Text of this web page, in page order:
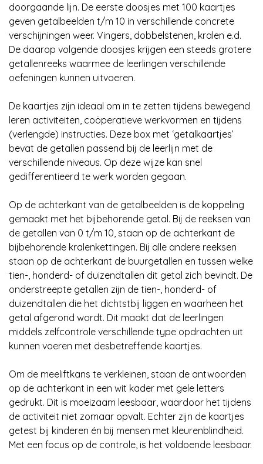
doorgaande lijn. De eerste doosjes met 100 kaartjes
geven getalbeelden t/m 10 in verschillende concrete
verschijningen weer. Vingers, dobbelstenen, kralen e.d.
De daarop volgende doosjes krijgen een steeds grotere
getallenreeks waarmee de leerlingen verschillende
oefeningen kunnen uitvoeren.
De kaartjes zijn ideaal om in te zetten tijdens bewegend
leren activiteiten, coöperatieve werkvormen en tijdens
(verlengde) instructies. Deze box met ‘getalkaartjes’
bevat de getallen passend bij de leerlijn met de
verschillende niveaus. Op deze wijze kan snel
gedifferentieerd te werk worden gegaan.
Op de achterkant van de getalbeelden is de koppeling
gemaakt met het bijbehorende getal. Bij de reeksen van
de getallen van 0 t/m 10, staan op de achterkant de
bijbehorende kralenkettingen. Bij alle andere reeksen
staan op de achterkant de buurgetallen en tussen welke
tien-, honderd- of duizendtallen dit getal zich bevindt. De
onderstreepte getallen zijn de tien-, honderd- of
duizendtallen die het dichtstbij liggen en waarheen het
getal afgerond wordt. Dit maakt dat de leerlingen
middels zelfcontrole verschillende type opdrachten uit
kunnen voeren met desbetreffende kaartjes.
Om de meeliftkans te verkleinen, staan de antwoorden
op de achterkant in een wit kader met gele letters
gedrukt. Dit is moeizaam leesbaar, waardoor het tijdens
de activiteit niet zomaar opvalt. Echter zijn de kaartjes
getest bij kinderen én bij mensen met kleurenblindheid.
Met een focus op de controle, is het voldoende leesbaar.